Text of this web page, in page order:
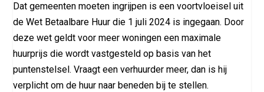
Dat gemeenten moeten ingrijpen is een voortvloeisel uit
de Wet Betaalbare Huur die 1 juli 2024 is ingegaan. Door
deze wet geldt voor meer woningen een maximale
huurprijs die wordt vastgesteld op basis van het
puntenstelsel. Vraagt een verhuurder meer, dan is hij
verplicht om de huur naar beneden bij te stellen.